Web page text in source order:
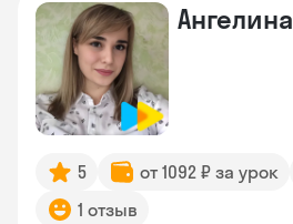
Ангелина
5 от 1092 ₽ за урок
1 отзыв